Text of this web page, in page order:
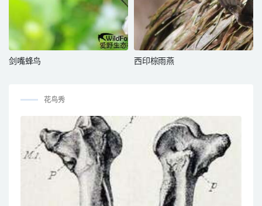
剑嘴蜂鸟 西印棕雨燕
花鸟秀